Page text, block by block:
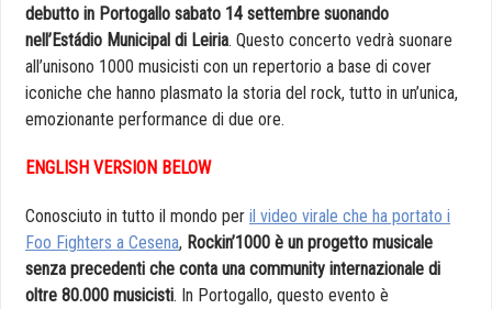
debutto in Portogallo sabato 14 settembre suonando
nell’Estádio Municipal di Leiria. Questo concerto vedrà suonare
all’unisono 1000 musicisti con un repertorio a base di cover
iconiche che hanno plasmato la storia del rock, tutto in un’unica,
emozionante performance di due ore.
ENGLISH VERSION BELOW
Conosciuto in tutto il mondo per il video virale che ha portato i
Foo Fighters a Cesena, Rockin’1000 è un progetto musicale
senza precedenti che conta una community internazionale di
oltre 80.000 musicisti. In Portogallo, questo evento è